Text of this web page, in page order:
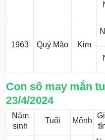
1963 Quý Mão Kim
Con số may mắn
23/4/2024
Năm
sinh
Tuổi Mệnh